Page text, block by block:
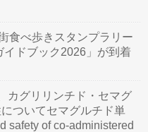
食べ歩きスタンプラリー
ドブック2026」が到着
カグリリンチド・セマグ
ついてセマグルチド単
safety of co-administered